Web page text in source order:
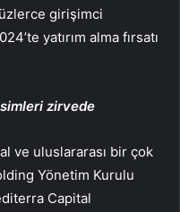
girişimci
yatırım alma fırsatı
zirvede
ve uluslararası bir çok
Yönetim Kurulu
Capital